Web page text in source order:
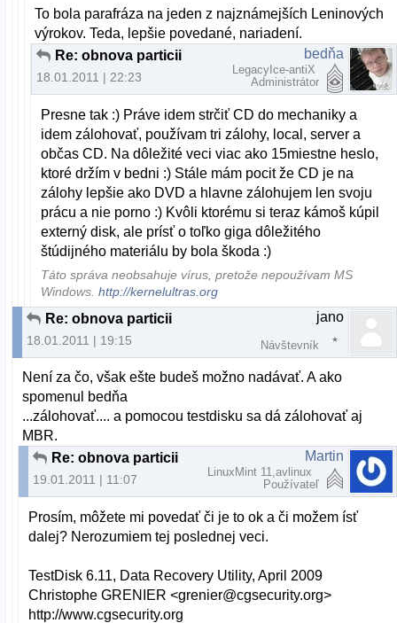
To bola parafráza na jeden z najznámejších Leninových
výrokov. Teda, lepšie povedané, nariadení.
Re: obnova particii
18.01.2011 | 22:23
bedňa
LegacyIce-antiX
Administrátor
Presne tak :) Práve idem strčiť CD do mechaniky a
idem zálohovať, používam tri zálohy, local, server a
občas CD. Na dôležité veci viac ako 15miestne heslo,
ktoré držím v bedni :) Stále mám pocit že CD je na
zálohy lepšie ako DVD a hlavne zálohujem len svoju
prácu a nie porno :) Kvôli ktorému si teraz kámoš kúpil
externý disk, ale prísť o toľko giga dôležitého
štúdijného materiálu by bola škoda :)
Táto správa neobsahuje vírus, pretože nepoužívam MS
Windows.http://kernelultras.org
Re: obnova particii
18.01.2011 | 19:15
jano
Návštevník
Není za čo, však ešte budeš možno nadávať. A ako
spomenul bedňa
...zálohovať.... a pomocou testdisku sa dá zálohovať aj
MBR.
Re: obnova particii
19.01.2011 | 11:07
Martin
LinuxMint 11,avlinux
Používateľ
Prosím, môžete mi povedať či je to ok a či možem ísť
dalej? Nerozumiem tej poslednej veci.
TestDisk 6.11, Data Recovery Utility, April 2009
Christophe GRENIER <grenier@cgsecurity.org>
http://www.cgsecurity.org